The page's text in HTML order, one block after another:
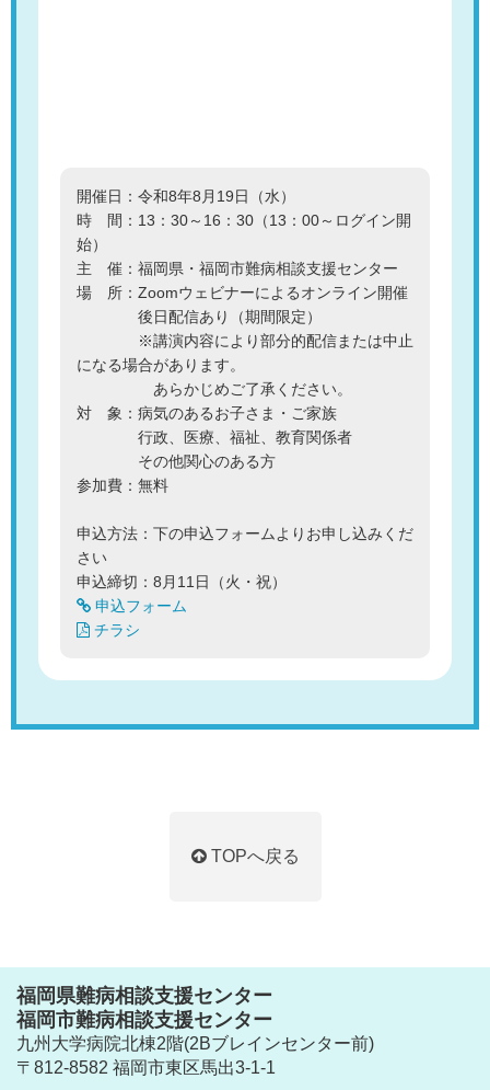
開催日：令和8年8月19日（水）
時 間：13：30～16：30（13：00～ログイン開
始）
主 催：福岡県・福岡市難病相談支援センター
場 所：Zoomウェビナーによるオンライン開催
後日配信あり（期間限定）
※講演内容により部分的配信または中止
になる場合があります。
あらかじめご了承ください。
対 象：病気のあるお子さま・ご家族
行政、医療、福祉、教育関係者
その他関心のある方
参加費：無料
申込方法：下の申込フォームよりお申し込みくだ
さい
申込締切：8月11日（火・祝）
申込フォーム
チラシ
TOPへ戻る
福岡県難病相談支援センター
福岡市難病相談支援センター
九州大学病院北棟2階(2Bブレインセンター前)
〒812-8582 福岡市東区馬出3-1-1